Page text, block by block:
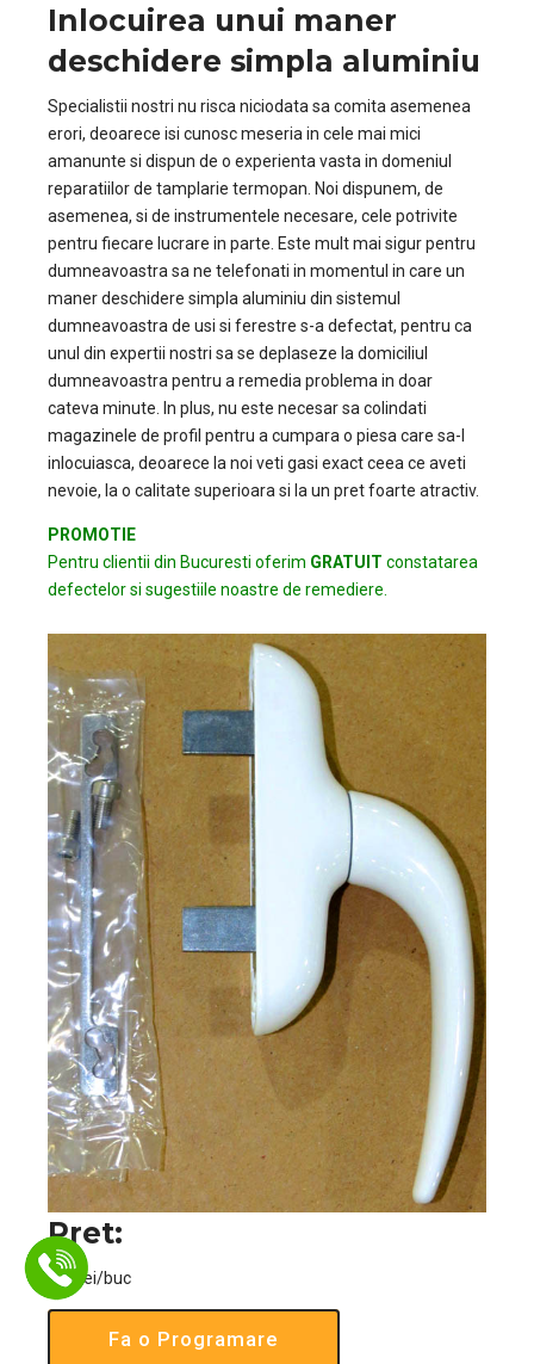
Inlocuirea unui maner
deschidere simpla aluminiu
Specialistii nostri nu risca niciodata sa comita asemenea
erori, deoarece isi cunosc meseria in cele mai mici
amanunte si dispun de o experienta vasta in domeniul
reparatiilor de tamplarie termopan. Noi dispunem, de
asemenea, si de instrumentele necesare, cele potrivite
pentru fiecare lucrare in parte. Este mult mai sigur pentru
dumneavoastra sa ne telefonati in momentul in care un
maner deschidere simpla aluminiu din sistemul
dumneavoastra de usi si ferestre s-a defectat, pentru ca
unul din expertii nostri sa se deplaseze la domiciliul
dumneavoastra pentru a remedia problema in doar
cateva minute. In plus, nu este necesar sa colindati
magazinele de profil pentru a cumpara o piesa care sa-l
inlocuiasca, deoarece la noi veti gasi exact ceea ce aveti
nevoie, la o calitate superioara si la un pret foarte atractiv.
PROMOTIE
Pentru clientii din Bucuresti oferim GRATUIT constatarea
defectelor si sugestiile noastre de remediere.
Pret:
160 lei/buc
Fa o Programare